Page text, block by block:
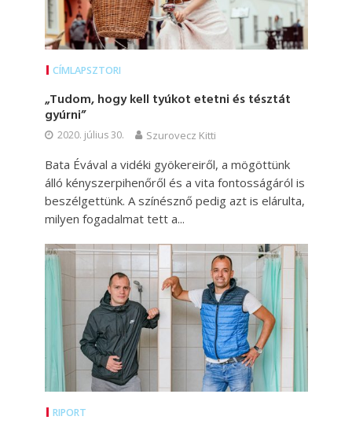
CÍMLAPSZTORI
„Tudom, hogy kell tyúkot etetni és tésztát
gyúrni”
2020. július 30. Szurovecz Kitti
Bata Évával a vidéki gyökereiről, a mögöttünk
álló kényszerpihenőről és a vita fontosságáról is
beszélgettünk. A színésznő pedig azt is elárulta,
milyen fogadalmat tett a...
RIPORT